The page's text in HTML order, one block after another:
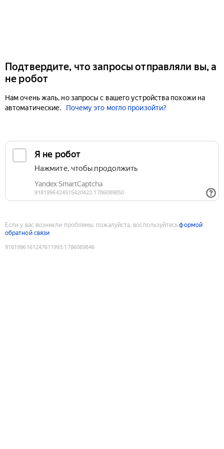
Подтвердите, что запросы отправляли вы, а
не робот
Нам очень жаль, но запросы с вашего устройства похожи на
автоматические.
Почему это могло произойти?
Если у вас возникли проблемы, пожалуйста, воспользуйтесьформой
обратной связи
9181996161247611993:1786089846